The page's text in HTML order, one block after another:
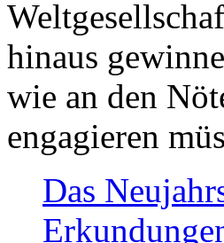
hinaus
wie an den
engagieren
Das